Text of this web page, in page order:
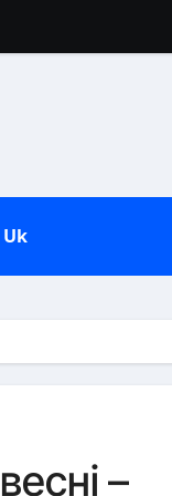
мозаїка
Uk
–